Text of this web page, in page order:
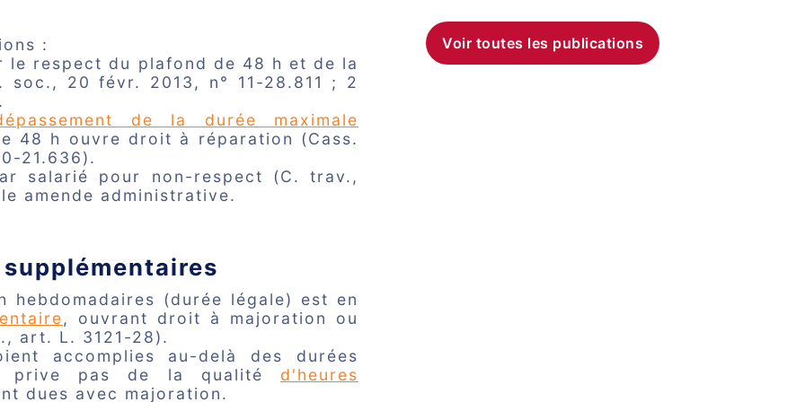
:
le respect du plafond de 48 h et de la
soc., 20 févr. 2013, n° 11-28.811 ; 2
de la durée maximale
48 h ouvre droit à réparation (Cass.
21.636).
salarié pour non-respect (C. trav.,
amende administrative.
hebdomadaires (durée légale) est en
, ouvrant droit à majoration ou
art. L. 3121-28).
accomplies au-delà des durées
prive pas de la qualité d'heures
dues avec majoration.
Voir toutes les publications